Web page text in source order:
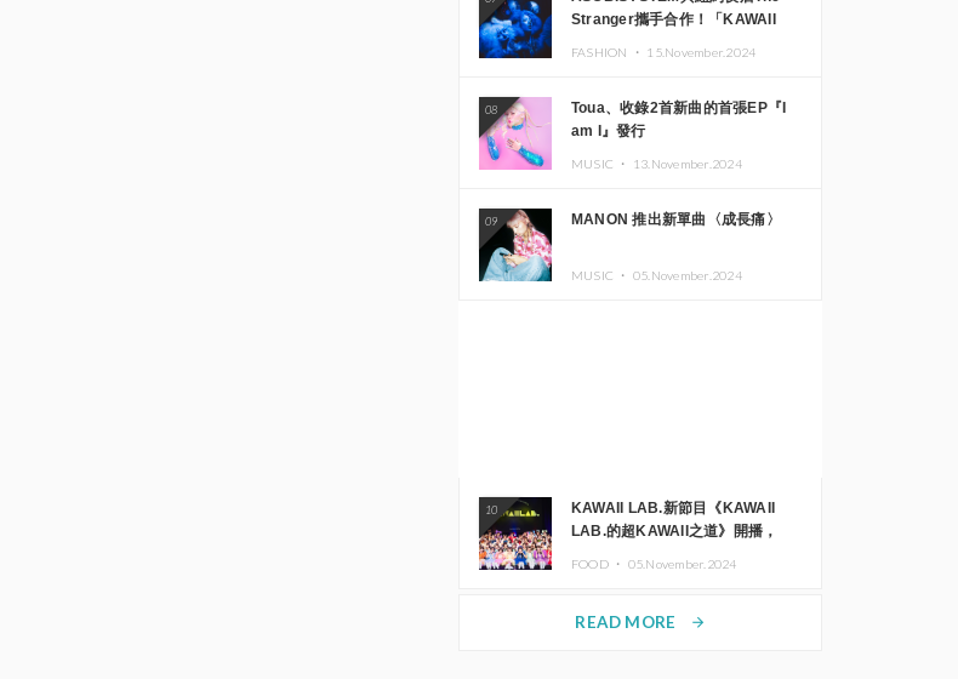
Stranger攜手合作！「KAWAII
FASHION ・ 15.November.2024
08
Toua、收錄2首新曲的首張EP『I
am I』發行
MUSIC ・ 13.November.2024
09 MANON 推出新單曲〈成長痛〉
MUSIC ・ 05.November.2024
10
KAWAII LAB.新節目《KAWAII
LAB.的超KAWAII之道》開播，
FOOD ・ 05.November.2024
READ MORE arrow_forward